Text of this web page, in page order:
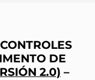
DE
2.0) –